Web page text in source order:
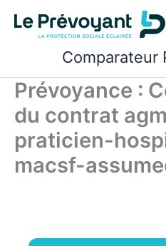
contenu
Comparateur
Prévoyance :
du contrat
praticien-
macsf-